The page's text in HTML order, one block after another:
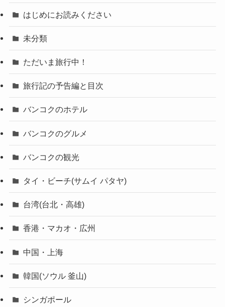
はじめにお読みください
未分類
ただいま旅行中！
旅行記の予告編と目次
バンコクのホテル
バンコクのグルメ
バンコクの観光
タイ・ビーチ(サムイ パタヤ)
台湾(台北・高雄)
香港・マカオ・広州
中国・上海
韓国(ソウル 釜山)
シンガポール